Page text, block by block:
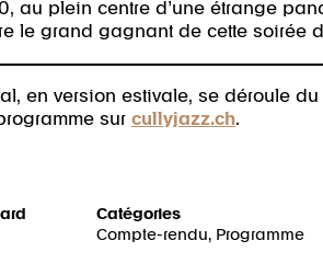
au plein centre d’une étrange
le grand gagnant de cette soirée
en version estivale, se déroule
sur cullyjazz.ch.
Catégories
Compte-rendu, Programme